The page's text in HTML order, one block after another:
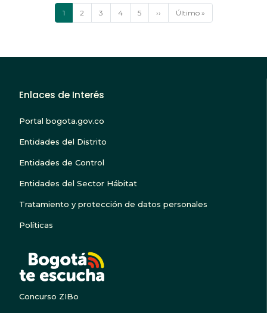
Paginación
Página
actual
1 Página
2 Página
3 Página
4 Página
5
Siguiente
página
››
Última
página
Último »
Enlaces de Interés
Portal bogota.gov.co
Entidades del Distrito
Entidades de Control
Entidades del Sector Hábitat
Tratamiento y protección de datos personales
Políticas
Concurso ZIBo